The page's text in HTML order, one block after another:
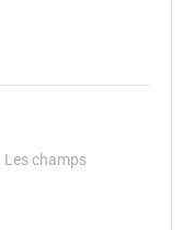
Les champs